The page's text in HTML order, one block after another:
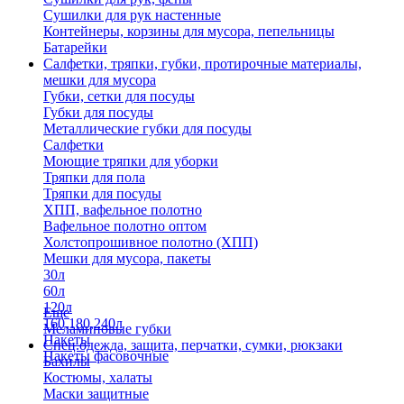
Сушилки для рук настенные
Контейнеры, корзины для мусора, пепельницы
Батарейки
Салфетки, тряпки, губки, протирочные материалы,
мешки для мусора
Губки, сетки для посуды
Губки для посуды
Металлические губки для посуды
Салфетки
Моющие тряпки для уборки
Тряпки для пола
Тряпки для посуды
ХПП, вафельное полотно
Вафельное полотно оптом
Холстопрошивное полотно (ХПП)
Мешки для мусора, пакеты
30л
60л
120л
160,180,240л
Пакеты
Пакеты фасовочные
Еще
Меламиновые губки
Спец.одежда, защита, перчатки, сумки, рюкзаки
Бахилы
Костюмы, халаты
Маски защитные